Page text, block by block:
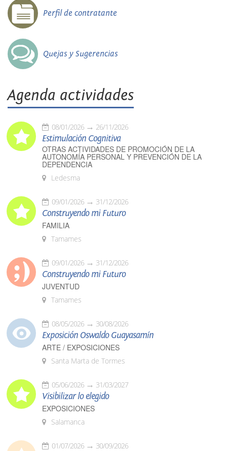
Perfil de contratante
Quejas y Sugerencias
Agenda actividades
08/01/2026 26/11/2026
Estimulación Cognitiva
OTRAS ACTIVIDADES DE PROMOCIÓN DE LA
AUTONOMÍA PERSONAL Y PREVENCIÓN DE LA
DEPENDENCIA
Ledesma
09/01/2026 31/12/2026
Construyendo mi Futuro
FAMILIA
Tamames
09/01/2026 31/12/2026
Construyendo mi Futuro
JUVENTUD
Tamames
08/05/2026 30/08/2026
Exposición Oswaldo Guayasamín
ARTE / EXPOSICIONES
Santa Marta de Tormes
05/06/2026 31/03/2027
Visibilizar lo elegido
EXPOSICIONES
Salamanca
01/07/2026 30/09/2026